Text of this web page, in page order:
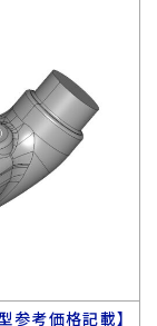
参考価格記載】